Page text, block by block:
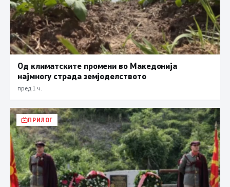
Од климатските промени во Македонија
најмногу страда земјоделството
пред 1 ч.
ПРИЛОГ